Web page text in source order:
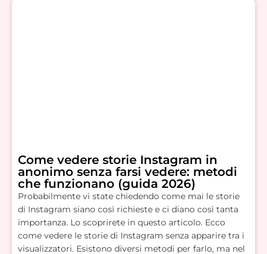
Come vedere storie Instagram in
anonimo senza farsi vedere: metodi
che funzionano (guida 2026)
Probabilmente vi state chiedendo come mai le storie
di Instagram siano così richieste e ci diano così tanta
importanza. Lo scoprirete in questo articolo. Ecco
come vedere le storie di Instagram senza apparire tra i
visualizzatori. Esistono diversi metodi per farlo, ma nel